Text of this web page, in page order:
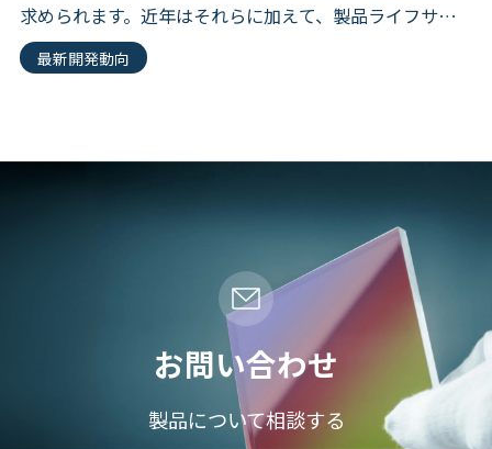
求められます。近年はそれらに加えて、製品ライフサイ
クル全体でのCO2削減や資源循環への対応も重要なテー
マになっています。 […]
最新開発動向
お問い合わせ
製品について相談する